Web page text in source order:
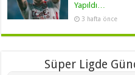
Yapıldı…
3 hafta önce
Süper Ligde